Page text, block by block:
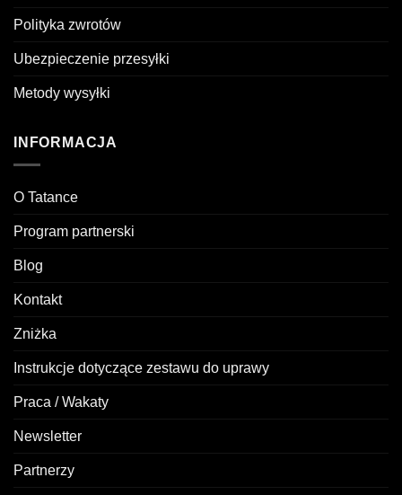
Polityka zwrotów
Ubezpieczenie przesyłki
Metody wysyłki
INFORMACJA
O Tatance
Program partnerski
Blog
Kontakt
Zniżka
Instrukcje dotyczące zestawu do uprawy
Praca / Wakaty
Newsletter
Partnerzy